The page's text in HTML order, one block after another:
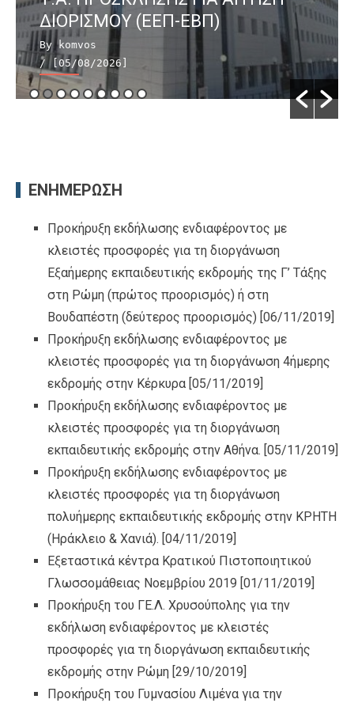
ΔΙΟΡΙΣΜΟΥ (ΕΕΠ-ΕΒΠ)
By komvos
/ [05/08/2026]
ΕΝΗΜΕΡΩΣΗ
Προκήρυξη εκδήλωσης ενδιαφέροντος με
κλειστές προσφορές για τη διοργάνωση
Εξαήμερης εκπαιδευτικής εκδρομής της Γ’ Τάξης
στη Ρώμη (πρώτος προορισμός) ή στη
Βουδαπέστη (δεύτερος προορισμός) [06/11/2019]
Προκήρυξη εκδήλωσης ενδιαφέροντος με
κλειστές προσφορές για τη διοργάνωση 4ήμερης
εκδρομής στην Κέρκυρα [05/11/2019]
Προκήρυξη εκδήλωσης ενδιαφέροντος με
κλειστές προσφορές για τη διοργάνωση
εκπαιδευτικής εκδρομής στην Αθήνα. [05/11/2019]
Προκήρυξη εκδήλωσης ενδιαφέροντος με
κλειστές προσφορές για τη διοργάνωση
πολυήμερης εκπαιδευτικής εκδρομής στην ΚΡΗΤΗ
(Ηράκλειο & Χανιά). [04/11/2019]
Εξεταστικά κέντρα Κρατικού Πιστοποιητικού
Γλωσσομάθειας Νοεμβρίου 2019 [01/11/2019]
Προκήρυξη του ΓΕ.Λ. Χρυσούπολης για την
εκδήλωση ενδιαφέροντος με κλειστές
προσφορές για τη διοργάνωση εκπαιδευτικής
εκδρομής στην Ρώμη [29/10/2019]
Προκήρυξη του Γυμνασίου Λιμένα για την